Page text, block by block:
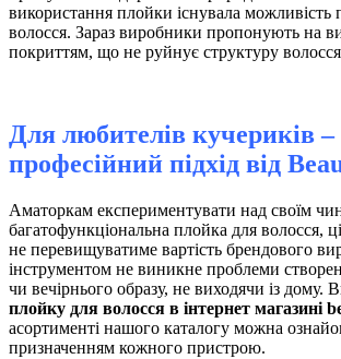
використання плойки існувала
волосся. Зараз виробники пропонують на
покриттям, що не руйнує структуру
Для любителів кучериків –
професійний підхід від
Аматоркам експериментувати над своїм
багатофункціональна плойка для волосся,
не перевищуватиме вартість брендового
інструментом не виникне проблеми
чи вечірнього образу, не виходячи із дому.
плойку для волосся в інтернет магазині
асортименті нашого каталогу можна
призначенням кожного пристрою.